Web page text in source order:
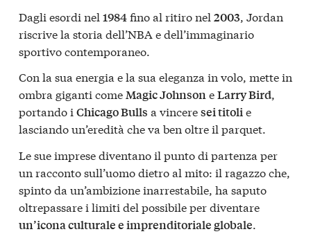
Dagli esordi nel 1984fino al ritiro nel 2003, Jordan
riscrive la storia dell’NBA e dell’immaginario
sportivo contemporaneo.
Con la sua energia e la sua eleganza in volo, mette in
ombra giganti comeMagic JohnsoneLarry Bird,
portando i Chicago Bulls a vinceresei titolie
lasciando un’eredità che va ben oltre il parquet.
Le sue imprese diventano il punto di partenza per
un racconto sull’uomo dietro al mito: il ragazzo che,
spinto da un’ambizione inarrestabile, ha saputo
oltrepassare i limiti del possibile per diventare
un’icona culturale e imprenditoriale globale.